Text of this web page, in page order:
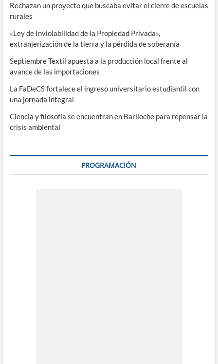
Rechazan un proyecto que buscaba evitar el cierre de escuelas
rurales
«Ley de Inviolabilidad de la Propiedad Privada»,
extranjerización de la tierra y la pérdida de soberanía
Septiembre Textil apuesta a la producción local frente al
avance de las importaciones
La FaDeCS fortalece el ingreso universitario estudiantil con
una jornada integral
Ciencia y filosofía se encuentran en Bariloche para repensar la
crisis ambiental
PROGRAMACIÓN